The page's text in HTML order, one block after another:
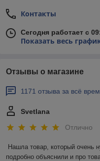
Контакты
Сегодня работает с
Показать весь
Отзывы о магазине
1171 отзыва за всё
Svetlana
Отлично
Нашла товар, который очень
подробно объяснили и про